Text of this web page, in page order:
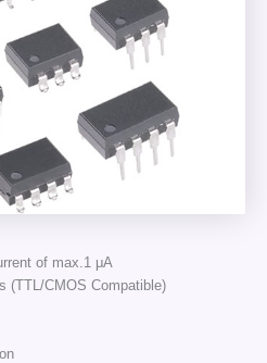
of max.1 μA
(TTL/CMOS Compatible)